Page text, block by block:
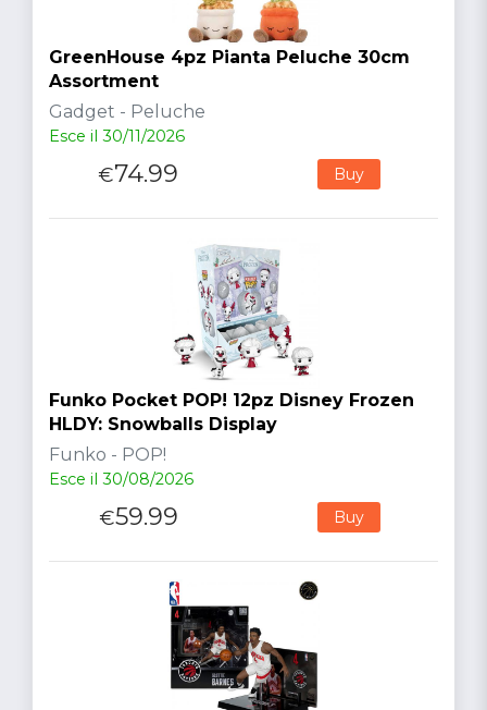
GreenHouse 4pz Pianta Peluche 30cm
Assortment
Gadget - Peluche
Esce il 30/11/2026
€74.99 Buy
Funko Pocket POP! 12pz Disney Frozen
HLDY: Snowballs Display
Funko - POP!
Esce il 30/08/2026
€59.99 Buy